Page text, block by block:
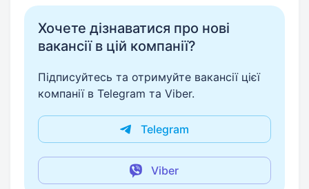
Хочете дізнаватися про нові
вакансії в цій компанії?
Підписуйтесь та отримуйте вакансії цієї
компанії в Telegram та Viber.
Telegram
Viber